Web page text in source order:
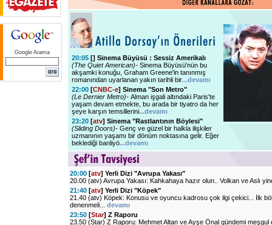
Google Arama
20:05 [] Sinema Büyüsü : Sessiz Amerikalı
(The Quiet American)- Sinema Büyüsü'nün bu
akşamki konuğu, Graham Greene'in tanınmış
romanından uyarlanan yakın tarihli bir...devamı
22:00 [CNBC-e] Sinema "Son Metro"
(Le Dernier Metro)- Alman işgali altındaki Paris'te
yaşam devam etmekte, bu arada bir tiyatro da her
şeye karşın temsillerini...devamı
23:20 [atv] Sinema "Rastlantının Böylesi"
(Sliding Doors)- Genç ve güzel bir halkla ilişkiler
uzmanının yaşamı bir dönüm noktasına gelir. Eğer
beklediği banliyö...devamı
20:00 [atv] Yerli Dizi "Avrupa Yakası"
20.00 (atv) Avrupa Yakası: Kahkahaya hazır olun.. Volkan ve Aslı
21:40 [atv] Yerli Dizi "Köpek"
21.40 (atv) Köpek: Konusu ve oyuncu kadrosu çok ilgi çekici... İlk
denenmeli... devamı
23:50 [Star] Z Raporu
23.50 (Star) Z Raporu: Mehmet Altan ve Ayşe Önal gündemi meşgul